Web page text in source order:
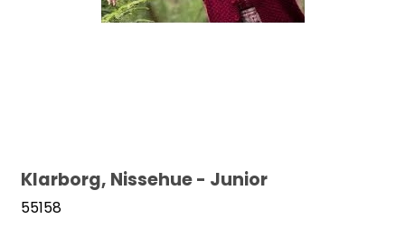
Klarborg, Nissehue - Junior
55158